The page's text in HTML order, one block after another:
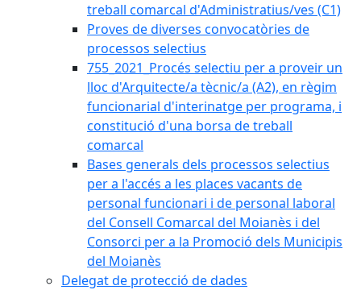
treball comarcal d'Administratius/ves (C1)
Proves de diverses convocatòries de
processos selectius
755_2021_Procés selectiu per a proveir un
lloc d'Arquitecte/a tècnic/a (A2), en règim
funcionarial d'interinatge per programa, i
constitució d'una borsa de treball
comarcal
Bases generals dels processos selectius
per a l'accés a les places vacants de
personal funcionari i de personal laboral
del Consell Comarcal del Moianès i del
Consorci per a la Promoció dels Municipis
del Moianès
Delegat de protecció de dades